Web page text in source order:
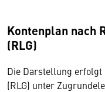
Kontenplan nach
(RLG)
Die Darstellung erfolgt
(RLG) unter